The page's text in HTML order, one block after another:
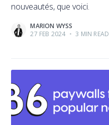
nouveautés, que voici.
MARION WYSS
27 FEB 2024 • 3 MIN READ